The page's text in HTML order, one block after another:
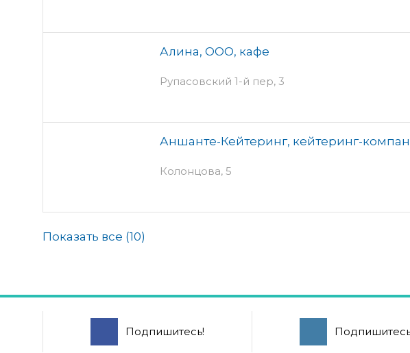
Алина, ООО, кафе
Рупасовский 1-й пер, 3
Аншанте-Кейтеринг, кейтеринг-
Колонцова, 5
Показать все (10)
Подпишитесь!